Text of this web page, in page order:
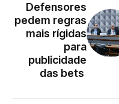
Defensores
pedem regras
mais rígidas
para
publicidade
das bets